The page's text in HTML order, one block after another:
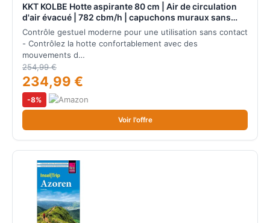
KKT KOLBE Hotte aspirante 80 cm | Air de circulation
d'air évacué | 782 cbm/h | capuchons muraux sans
tête | noir | verre | contrôle gestuel | Commande tactile
du capteur | Éclairage LED | TRIO8025S
Contrôle gestuel moderne pour une utilisation sans contact
- Contrôlez la hotte confortablement avec des
mouvements d…
254,99 €
234,99 €
-8%
Voir l'offre